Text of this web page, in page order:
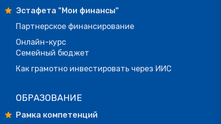
Эстафета "Мои финансы"
Партнерское финансирование
Онлайн-курс
Семейный бюджет
Как грамотно инвестировать через ИИС
ОБРАЗОВАНИЕ
Рамка компетенций